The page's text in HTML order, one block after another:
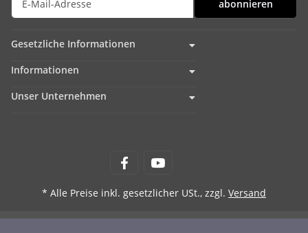
abonnieren
Gesetzliche Informationen
Informationen
Unser Unternehmen
* Alle Preise inkl. gesetzlicher USt., zzgl. Versand